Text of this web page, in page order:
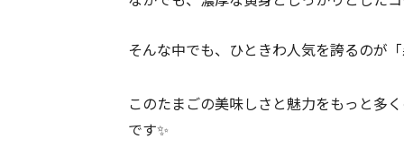
そんな中でも、ひときわ人気を誇るのが
このたまごの美味しさと魅力をもっと多
です✨